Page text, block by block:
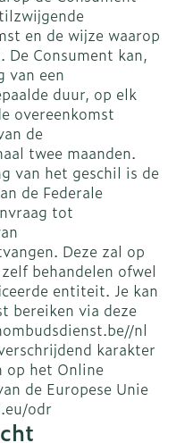
en de wijze waarop
Consument kan,
van een
duur, op elk
overeenkomst
de
twee maanden.
van het geschil is de
de Federale
tot
Deze zal op
behandelen ofwel
entiteit. Je kan
bereiken via deze
nl
karakter
op het Online
de Europese Unie
odr